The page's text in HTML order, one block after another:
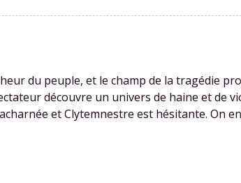
du peuple, et le champ de la tragédie
découvre un univers de haine et de
et Clytemnestre est hésitante. On